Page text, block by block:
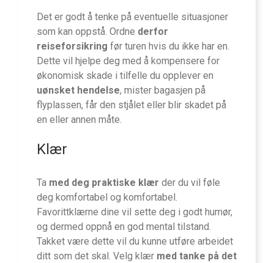
Det er godt å tenke på eventuelle situasjoner
som kan oppstå. Ordne derfor
reiseforsikring før turen hvis du ikke har en.
Dette vil hjelpe deg med å kompensere for
økonomisk skade i tilfelle du opplever en
uønsket hendelse, mister bagasjen på
flyplassen, får den stjålet eller blir skadet på
en eller annen måte.
Klær
Ta med deg praktiske klær der du vil føle
deg komfortabel og komfortabel.
Favorittklærne dine vil sette deg i godt humør,
og dermed oppnå en god mental tilstand.
Takket være dette vil du kunne utføre arbeidet
ditt som det skal. Velg klær med tanke på det